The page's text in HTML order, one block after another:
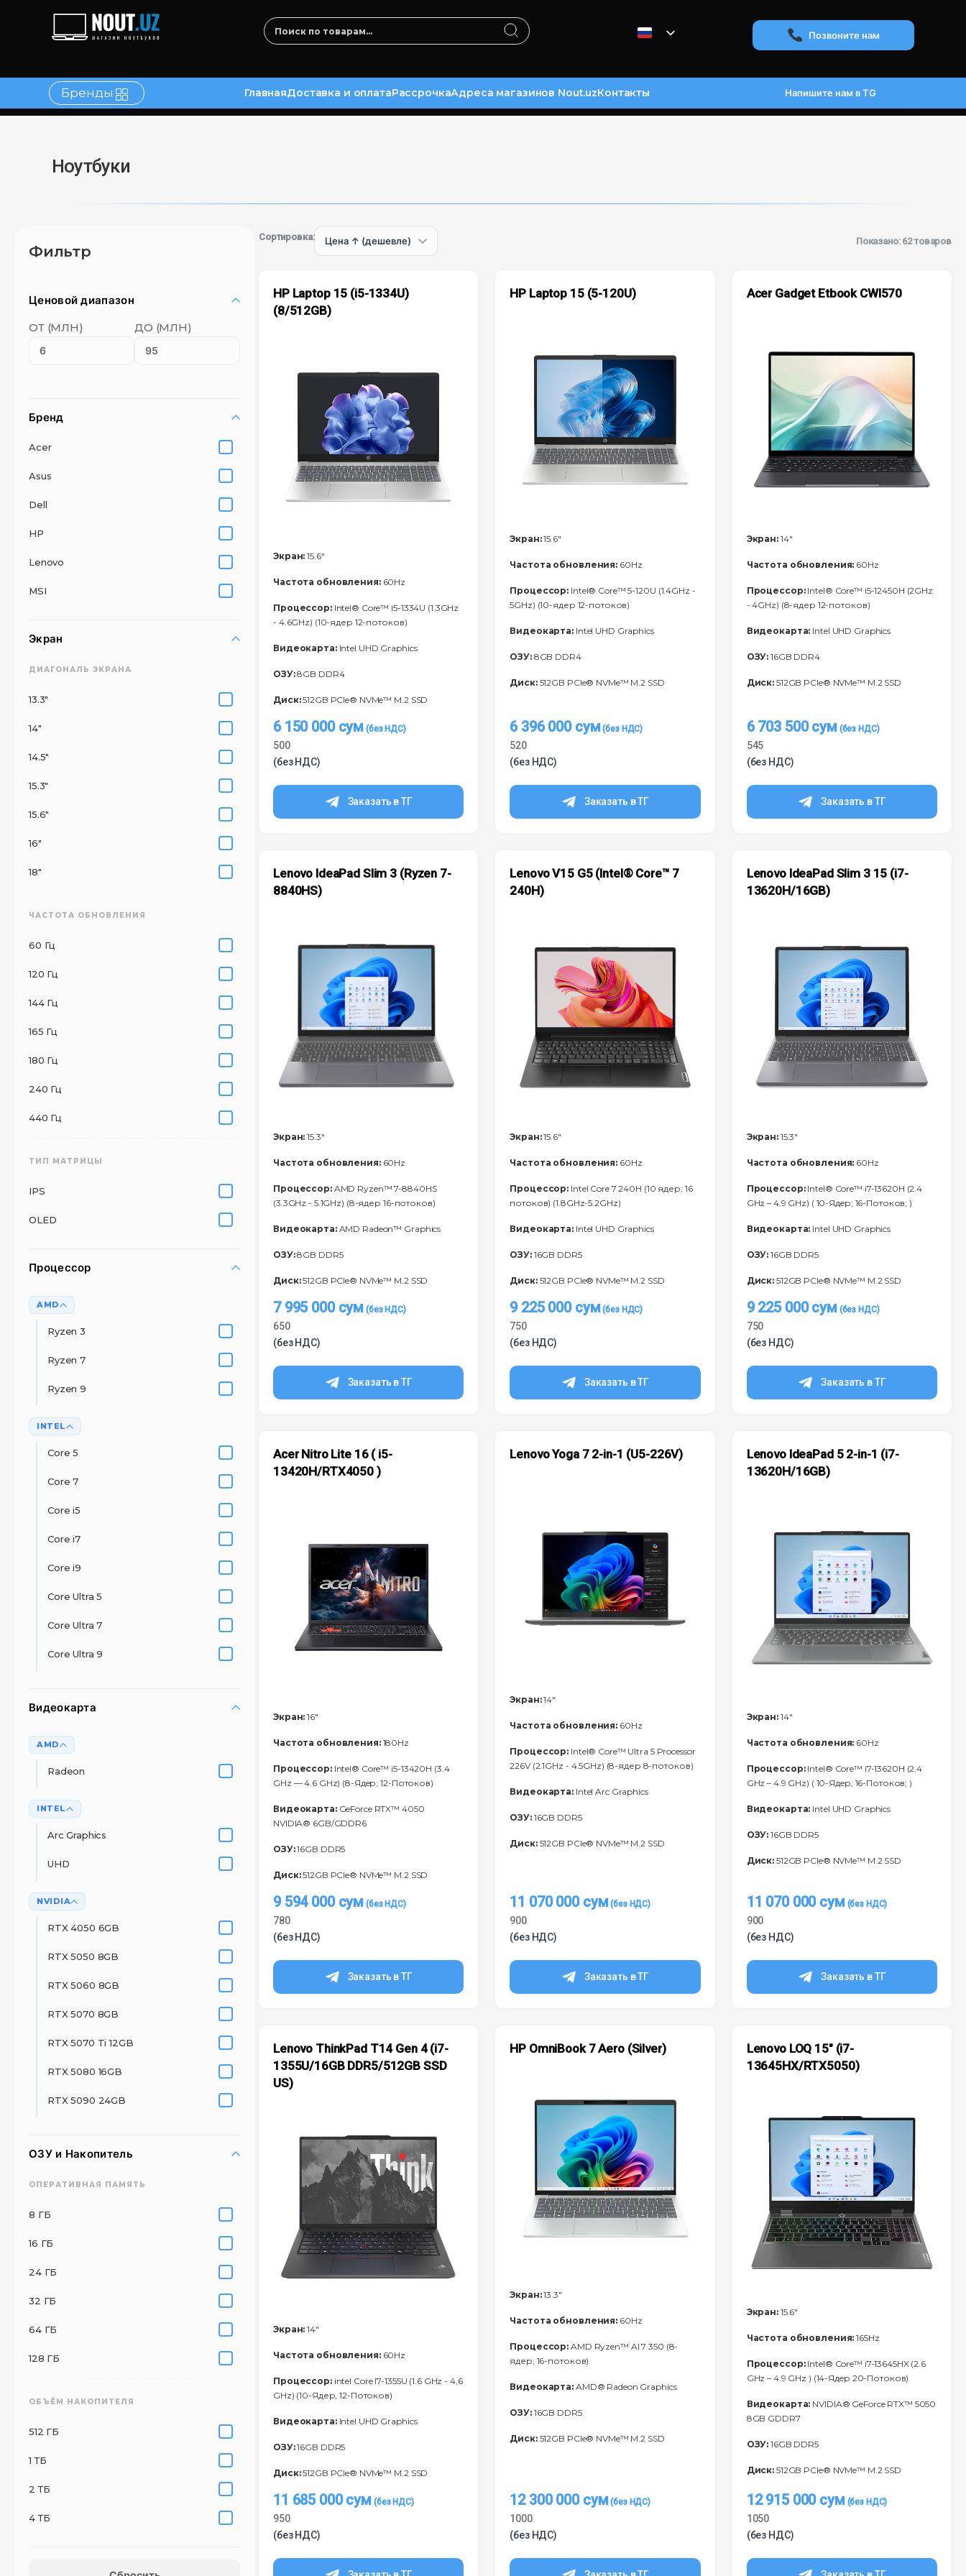
Позвоните нам
Бренды ГлавнаяДоставка и оплатаРассрочкаАдреса магазинов Nout.uzКонтакты Напишите нам в TG
Ноутбуки
Фильтр
Ценовой диапазон
ОТ (МЛН)
ДО (МЛН)
Бренд
Acer
Asus
Dell
HP
Lenovo
MSI
Экран
ДИАГОНАЛЬ ЭКРАНА
13.3"
14"
14.5"
15.3"
15.6"
16"
18"
ЧАСТОТА ОБНОВЛЕНИЯ
60 Гц
120 Гц
144 Гц
165 Гц
180 Гц
240 Гц
440 Гц
ТИП МАТРИЦЫ
IPS
OLED
Процессор
AMD
Ryzen 3
Ryzen 7
Ryzen 9
INTEL
Core 5
Core 7
Core i5
Core i7
Core i9
Core Ultra 5
Core Ultra 7
Core Ultra 9
Видеокарта
AMD
Radeon
INTEL
Arc Graphics
UHD
NVIDIA
RTX 4050 6GB
RTX 5050 8GB
RTX 5060 8GB
RTX 5070 8GB
RTX 5070 Ti 12GB
RTX 5080 16GB
RTX 5090 24GB
ОЗУ и Накопитель
ОПЕРАТИВНАЯ ПАМЯТЬ
8 ГБ
16 ГБ
24 ГБ
32 ГБ
64 ГБ
128 ГБ
ОБЪЁМ НАКОПИТЕЛЯ
512 ГБ
1 ТБ
2 ТБ
4 ТБ
Сортировка: Показано: 62 товаров
HP Laptop 15 (i5-1334U)
(8/512GB)
Экран: 15.6"
Частота обновления:60Hz
Процессор:Intel® Core™ i5-1334U (1.3GHz
- 4.6GHz) (10-ядер 12-потоков)
Видеокарта:Intel UHD Graphics
ОЗУ:8GB DDR4
Диск:512GB PCIe® NVMe™ M.2 SSD
6 150 000 сум
500
(без НДС)
Заказать в ТГ
HP Laptop 15 (5-120U)
Экран:15.6"
Частота обновления: 60Hz
Процессор: Intel® Core™ 5-120U (1.4GHz -
5GHz) (10-ядер 12-потоков)
Видеокарта: Intel UHD Graphics
ОЗУ:8GB DDR4
Диск:512GB PCIe® NVMe™ M.2 SSD
6 396 000 сум
520
(без НДС)
Заказать в ТГ
Acer Gadget Etbook CWI570
Экран:14"
Частота обновления: 60Hz
Процессор:Intel® Core™ i5-12450H (2GHz
- 4GHz) (8-ядер 12-потоков)
Видеокарта: Intel UHD Graphics
ОЗУ: 16GB DDR4
Диск: 512GB PCIe® NVMe™ M.2 SSD
6 703 500сум
545
(без НДС)
Заказать в ТГ
Lenovo IdeaPad Slim 3 (Ryzen 7-
8840HS)
Экран: 15.3"
Частота обновления:60Hz
Процессор:AMD Ryzen™ 7-8840HS
(3.3GHz - 5.1GHz) (8-ядер 16-потоков)
Видеокарта:AMD Radeon™ Graphics
ОЗУ:8GB DDR5
Диск:512GB PCIe® NVMe™ M.2 SSD
7 995 000 сум
650
(без НДС)
Заказать в ТГ
Lenovo V15 G5 (Intel® Core™ 7
240H)
Экран:15.6"
Частота обновления: 60Hz
Процессор: Intel Core 7 240H (10 ядер; 16
потоков) (1.8GHz-5.2GHz)
Видеокарта: Intel UHD Graphics
ОЗУ:16GB DDR5
Диск:512GB PCIe® NVMe™ M.2 SSD
9 225 000 сум
750
(без НДС)
Заказать в ТГ
Lenovo IdeaPad Slim 3 15 (i7-
13620H/16GB)
Экран:15.3"
Частота обновления: 60Hz
Процессор:Intel® Core™ i7-13620H (2.4
GHz – 4.9 GHz) ( 10-Ядeр; 16-Потоков; )
Видеокарта: Intel UHD Graphics
ОЗУ: 16GB DDR5
Диск: 512GB PCIe® NVMe™ M.2 SSD
9 225 000сум
750
(без НДС)
Заказать в ТГ
Acer Nitro Lite 16 ( i5-
13420H/RTX4050 )
Экран: 16"
Частота обновления:180Hz
Процессор:Intel® Core™ i5-13420H (3.4
GHz — 4.6 GHz) (8-Ядeр; 12-Потоков)
Видеокарта:GeForce RTX™ 4050
NVIDIA® 6GB/GDDR6
ОЗУ:16GB DDR5
Диск:512GB PCIe® NVMe™ M.2 SSD
9 594 000 сум
780
(без НДС)
Заказать в ТГ
Lenovo Yoga 7 2-in-1 (U5-226V)
Экран:14"
Частота обновления: 60Hz
Процессор: Intel® Core™ Ultra 5 Processor
226V (2.1GHz - 4.5GHz) (8-ядер 8-потоков)
Видеокарта: Intel Arc Graphics
ОЗУ:16GB DDR5
Диск:512GB PCIe® NVMe™ M.2 SSD
11 070 000 сум
900
(без НДС)
Заказать в ТГ
Lenovo IdeaPad 5 2-in-1 (i7-
13620H/16GB)
Экран:14"
Частота обновления: 60Hz
Процессор:Intel® Core™ i7-13620H (2.4
GHz – 4.9 GHz) ( 10-Ядeр; 16-Потоков; )
Видеокарта: Intel UHD Graphics
ОЗУ: 16GB DDR5
Диск: 512GB PCIe® NVMe™ M.2 SSD
11 070 000 сум
900
(без НДС)
Заказать в ТГ
Lenovo ThinkPad T14 Gen 4 (i7-
1355U/16GB DDR5/512GB SSD
US)
Экран: 14"
Частота обновления:60Hz
Процессор:intel Core I7-1355U (1.6 GHz - 4,6
GHz) (10-Ядер, 12-Потоков)
Видеокарта:Intel UHD Graphics
ОЗУ:16GB DDR5
Диск:512GB PCIe® NVMe™ M.2 SSD
11 685 000сум
950
(без НДС)
HP OmniBook 7 Aero (Silver)
Экран:13.3"
Частота обновления: 60Hz
Процессор: AMD Ryzen™ Al 7 350 (8-
ядер; 16-потоков)
Видеокарта: AMD® Radeon Graphics
ОЗУ:16GB DDR5
Диск:512GB PCIe® NVMe™ M.2 SSD
12 300 000 сум
1000
(без НДС)
Lenovo LOQ 15″ (i7-
13645HX/RTX5050)
Экран:15.6"
Частота обновления: 165Hz
Процессор:Intel® Core™ i7-13645HX (2.6
GHz – 4.9 GHz ) (14-Ядeр 20-Потоков)
Видеокарта: NVIDIA® GeForce RTX™ 5050
8GB GDDR7
ОЗУ: 16GB DDR5
Диск: 512GB PCIe® NVMe™ M.2 SSD
12 915 000 сум
1050
(без НДС)